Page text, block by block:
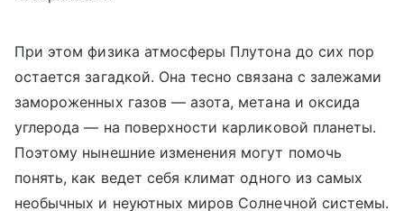
При этом физика атмосферы Плутона до сих пор
остается загадкой. Она тесно связана с залежами
замороженных газов — азота, метана и оксида
углерода — на поверхности карликовой планеты.
Поэтому нынешние изменения могут помочь
понять, как ведет себя климат одного из самых
необычных и неуютных миров Солнечной системы.